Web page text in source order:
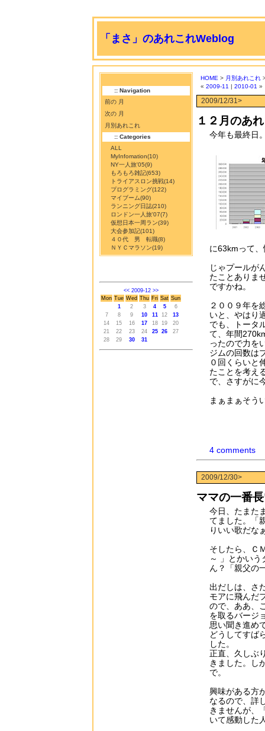
「まさ」のあれこれWeblog
:: Navigation
前の 月
次の 月
月別あれこれ
:: Categories
ALL
MyInfomation(10)
NY一人旅'05(9)
もろもろ雑記(653)
トライアスロン挑戦(14)
プログラミング(122)
マイブーム(90)
ランニング日誌(210)
ロンドン一人旅'07(7)
仮想日本一周ラン(39)
大会参加記(101)
４０代 男 転職(8)
ＮＹＣマラソン(19)
<< 2009-12 >>
Mon Tue Wed Thu Fri Sat Sun
1
2 3 4 5
6
7
8 9 10 11 12
13
14
15 16 17 18 19
20
21
22 23 24 25 26
27
28
29 30 31
HOME > 月別あれこれ
« 2009-11 | 2010-01 »
2009/12/31>
１２月のあ
今年も最終日
に63kmって
じゃプールが
たことありま
ですかね。
２００９年を
いと、やはり
でも、トータ
て、年間
ったので力を
ジムの回数は
０回くらいと
たことを考え
で、さすがに
まぁまぁそう
4 comments
2009/12/30>
ママの一番
今日、たまた
てました。「
りいい歌だな
そしたら、Ｃ
～ 」とかいう
ん？「親父の
出だしは、さ
モアに飛んだ
ので、ああ、
を取るバージ
思い聞き進め
どうしてすば
した。
正直、久しぶ
きました。し
で。
興味がある方
なるので、詳
きませんが、
いて感動した